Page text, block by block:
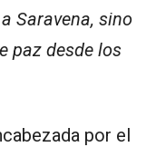
Saravena, sino
paz desde los
por el